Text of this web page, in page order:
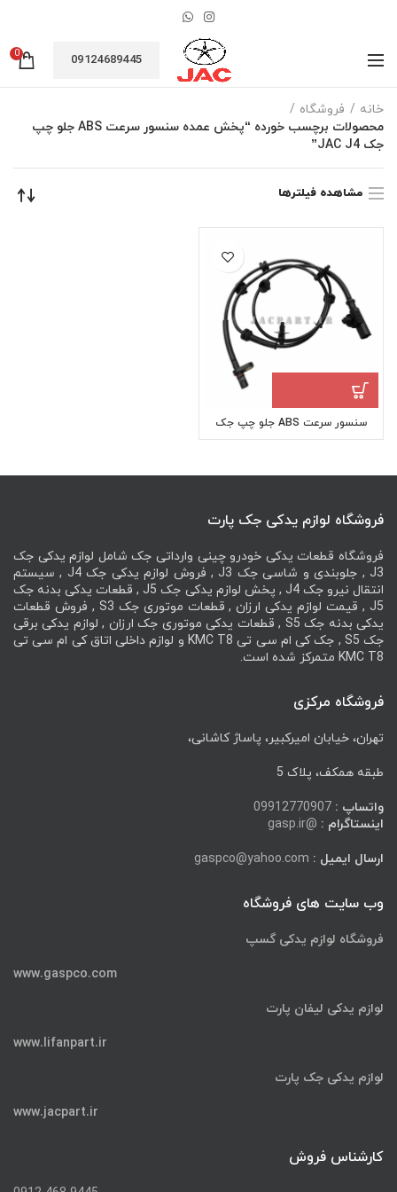
09124689445
0
خانه
فروشگاه
محصولات برچسب خورده “پخش عمده سنسور سرعت ABS جلو چپ
جک JAC J4”
مشاهده فیلترها
سنسور سرعت ABS جلو چپ جک
JAC J4
فروشگاه لوازم یدکی جک پارت
فروشگاه قطعات یدکی خودرو چینی وارداتی جک شامل لوازم یدکی جک
J3 , جلوبندی و شاسی جک J3 , فروش لوازم یدکی جک J4 , سیستم
انتقال نیرو جک J4 , پخش لوازم یدکی جک J5 , قطعات یدکی بدنه جک
J5 , قیمت لوازم یدکی ارزان , قطعات موتوری جک S3 , فروش قطعات
یدکی بدنه جک S5 , قطعات یدکی موتوری جک ارزان , لوازم یدکی برقی
جک S5 , جک کی ام سی تی KMC T8 و لوازم داخلی اتاق کی ام سی تی
KMC T8 متمرکز شده است.
فروشگاه مرکزی
تهران، خیابان امیرکبیر، پاساژ کاشانی،
طبقه همکف، پلاک 5
واتساپ : 09912770907
اینستاگرام : @gasp.ir
ارسال ایمیل : gaspco@yahoo.com
وب سایت های فروشگاه
فروشگاه لوازم یدکی گسپ
www.gaspco.com
لوازم یدکی لیفان پارت
www.lifanpart.ir
لوازم یدکی جک پارت
www.jacpart.ir
کارشناس فروش